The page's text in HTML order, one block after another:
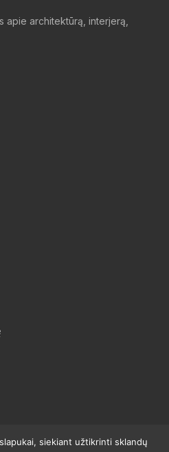
apie architektūrą, interjerą,
siekiant užtikrinti sklandų